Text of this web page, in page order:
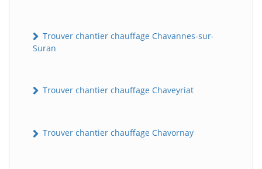
Trouver chantier chauffage Chavannes-sur-
Suran
Trouver chantier chauffage Chaveyriat
Trouver chantier chauffage Chavornay